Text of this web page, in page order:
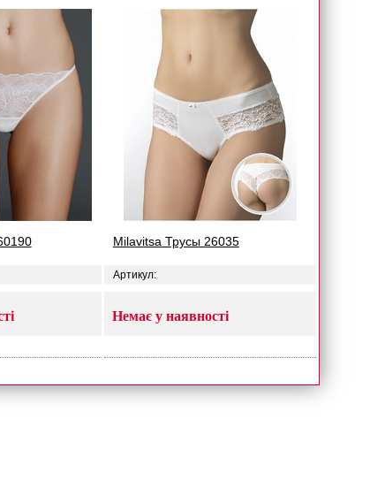
Milavitsa Трусы 26035
Артикул:
Немає у наявності